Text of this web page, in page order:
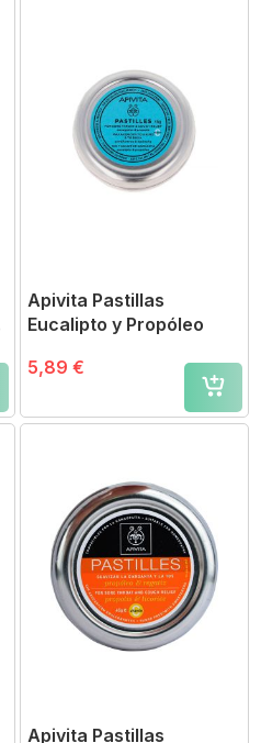
Apivita Pastillas
Eucalipto y Propóleo
5,89 €
Apivita Pastillas